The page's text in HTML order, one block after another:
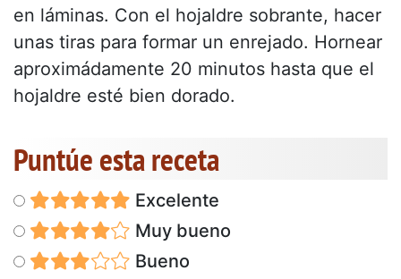
en láminas. Con el hojaldre sobrante, hacer
unas tiras para formar un enrejado. Hornear
aproximádamente 20 minutos hasta que el
hojaldre esté bien dorado.
Puntúe esta receta
Excelente
Muy bueno
Bueno